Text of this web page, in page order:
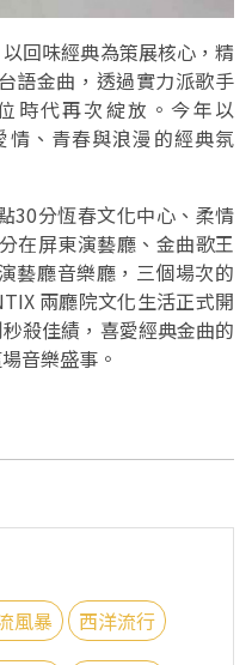
回味經典為策展核心，精
語金曲，透過實力派歌手
時代再次綻放。今年以
情、青春與浪漫的經典氛
30分恆春文化中心、柔情
在屏東演藝廳、金曲歌王
藝廳音樂廳，三個場次的
兩廳院文化生活正式開
殺佳績，喜愛經典金曲的
音樂盛事。
風暴 西洋流行